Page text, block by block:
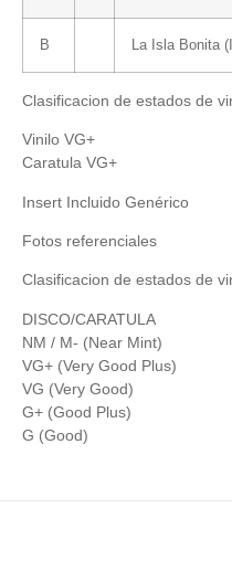
B La Isla Bonita
Clasificacion de estados de
Vinilo VG+
Caratula VG+
Insert Incluido Genérico
Fotos referenciales
Clasificacion de estados de
DISCO/CARATULA
NM / M- (Near Mint)
VG+ (Very Good Plus)
VG (Very Good)
G+ (Good Plus)
G (Good)